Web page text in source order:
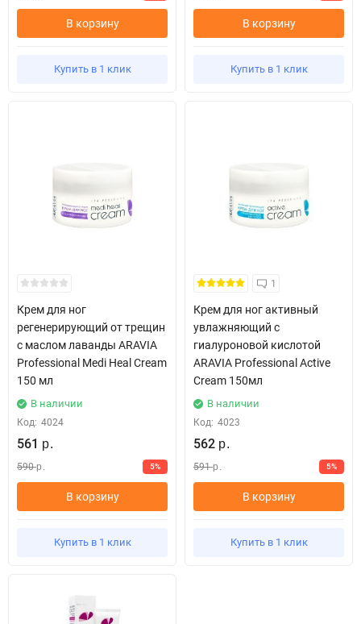
В корзину
Купить в 1 клик
В корзину
Купить в 1 клик
Крем для ног
регенерирующий от трещин
с маслом лаванды ARAVIA
Professional Medi Heal Cream
150 мл
В наличии
Код: 4024
561 р.
590 р. 5%
В корзину
Купить в 1 клик
1
Крем для ног активный
увлажняющий с
гиалуроновой кислотой
ARAVIA Professional Active
Cream 150мл
В наличии
Код: 4023
562 р.
591 р. 5%
В корзину
Купить в 1 клик